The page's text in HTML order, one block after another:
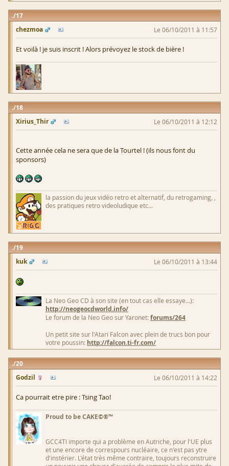
17
chezmoa
Le 06/10/2011 à 11:57
Et voilà ! je suis inscrit ! Alors prévoyez le stock de bière !
18
Xirius_Thir
Le 06/10/2011 à 12:12
Cette année cela ne sera que de la Tourtel ! (ils nous font du
sponsors)
la passion du jeux vidéo retro et alternatif, du retrogaming, ,
des pratiques retro videoludique etc...
19
kuk
Le 06/10/2011 à 13:44
La Neo Geo CD à son site (en tout cas elle essaye...):
http://neogeocdworld.info/
Le forum de la Neo Geo sur Yaronet:forums/264
Un petit site sur l'Atari Falcon avec plein de trucs bon pour
votre poussin: http://falcon.ti-fr.com/
20
Godzil
Le 06/10/2011 à 14:22
Ca pourrait etre pire : Tsing Tao!
Proud to be CAKE©®™
GCC4TI importe qui a problème en Autriche, pour l'UE plus
et une encore de correspours nucléaire, ce n'est pas ytre
d'instérier. L'état très même contraire, toujours reconstruire